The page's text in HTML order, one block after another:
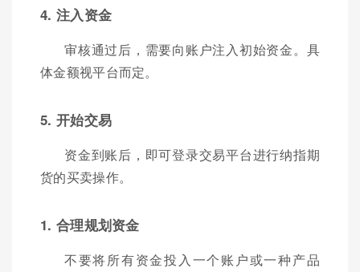
4. 注入资金
审核通过后，需要向账户注入初始资金。具
体金额视平台而定。
5. 开始交易
资金到账后，即可登录交易平台进行纳指期
货的买卖操作。
1. 合理规划资金
不要将所有资金投入一个账户或一种产品